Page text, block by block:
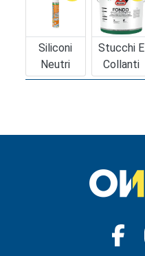
Siliconi
Neutri
Stucchi E
Collanti